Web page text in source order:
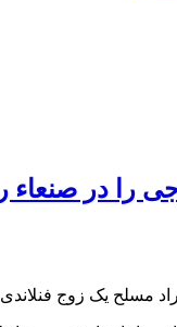
را در صنعاء
مسلح یک زوج